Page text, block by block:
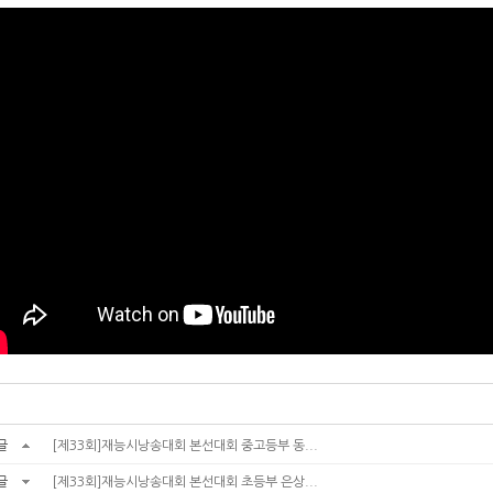
[제33회]재능시낭송대회 본선대회 중고등부 동...
[제33회]재능시낭송대회 본선대회 초등부 은상...